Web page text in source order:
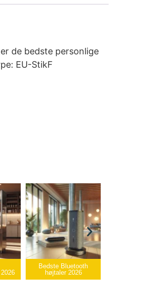
de bedste personlige
EU-StikF
Bedste Bluetooth
højtaler 2026